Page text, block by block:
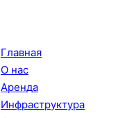
Главная
О нас
Аренда
Инфраструктура